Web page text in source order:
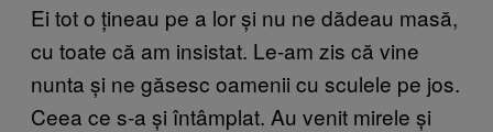
Ei tot o țineau pe a lor și nu ne dădeau masă,
cu toate că am insistat. Le-am zis că vine
nunta și ne găsesc oamenii cu sculele pe jos.
Ceea ce s-a și întâmplat. Au venit mirele și